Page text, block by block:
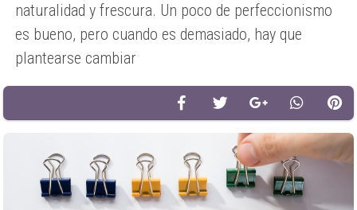
naturalidad y frescura. Un poco de perfeccionismo
es bueno, pero cuando es demasiado, hay que
plantearse cambiar